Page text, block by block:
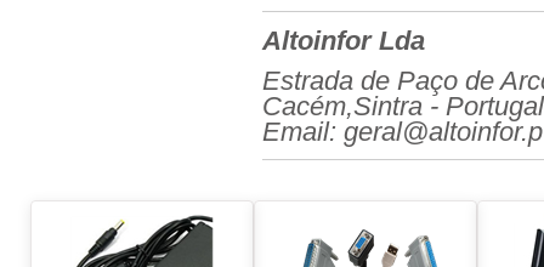
Altoinfor Lda
Estrada de Paço de
Cacém,Sintra - Portugal
Email: